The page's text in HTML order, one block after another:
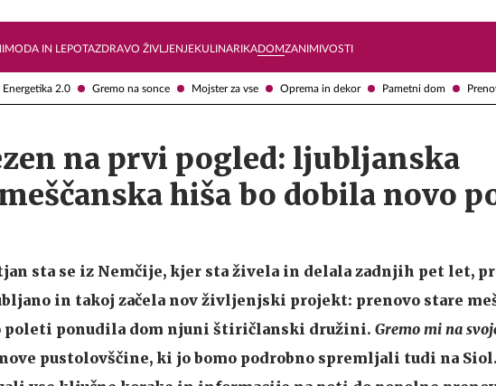
Energetika 2.0 Gremo na sonce Mojster za vse Oprema in dekor Pametni dom
MODA IN LEPOTAZDRAVO ŽIVLJENJEKULINARIKADOMZANIMIVOSTI
na prvi pogled: ljubljanska
hiša bo dobila novo
sta se iz Nemčije, kjer sta živela in delala zadnjih pet let,
in takoj začela nov življenjski projekt: prenovo stare
poleti ponudila dom njuni štiričlanski družini. Gremo mi na
pustolovščine, ki jo bomo podrobno spremljali tudi na